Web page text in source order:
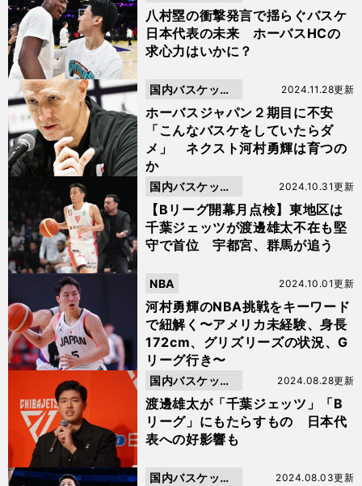
八村塁の衝撃発言で揺らぐバスケ
日本代表の未来 ホーバスHCの
求心力はいかに？
ボール
ホーバスジャパン２期目に不安
「こんなバスケをしていたらダ
メ」 ネクスト河村勇輝は育つの
か
2024.11.28更新
国内バスケット
ボール
【Bリーグ開幕月点検】東地区は
千葉ジェッツが渡邊雄太不在も堅
守で首位 宇都宮、群馬が追う
2024.10.31更新
国内バスケット
ボール
河村勇輝のNBA挑戦をキーワード
で紐解く〜アメリカ未経験、身長
172cm、グリズリーズの状況、G
リーグ行き〜
2024.10.01更新
NBA
渡邊雄太が「千葉ジェッツ」「B
リーグ」にもたらすもの 日本代
表への好影響も
2024.08.28更新
国内バスケット
ボール
2024.08.03更新
国内バスケット